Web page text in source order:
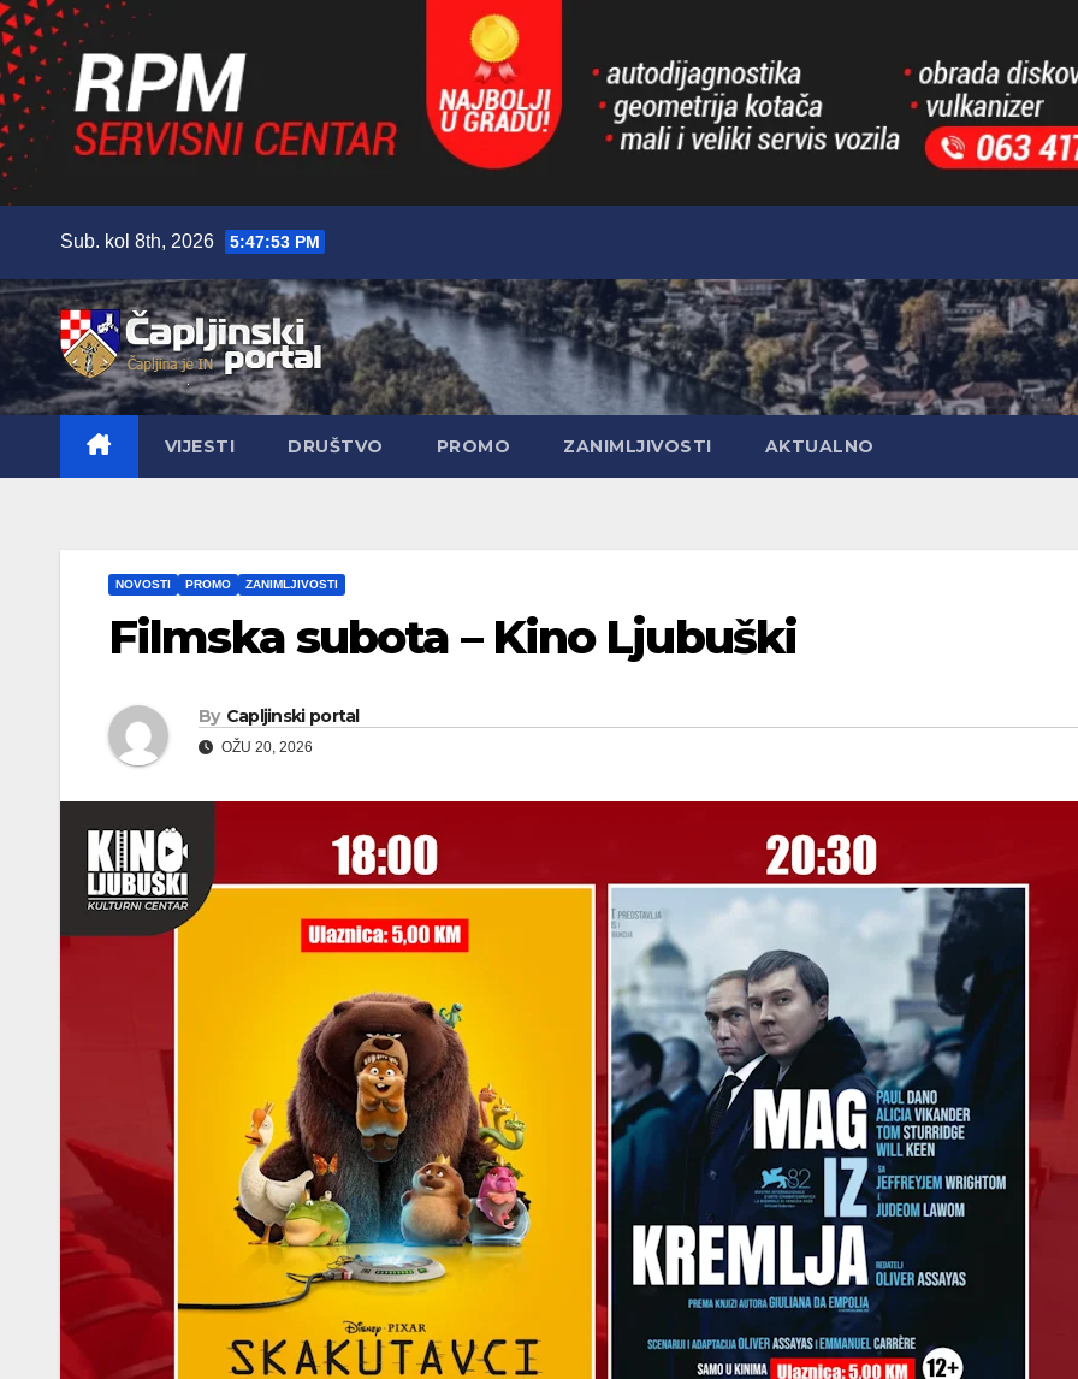
content
Sub. kol 8th, 2026 5:47:54 PM
VIJESTI DRUŠTVO PROMO ZANIMLJIVOSTI AKTUALNO
NOVOSTI PROMO ZANIMLJIVOSTI
Filmska subota – Kino Ljubuški
By Capljinski portal
OŽU 20, 2026